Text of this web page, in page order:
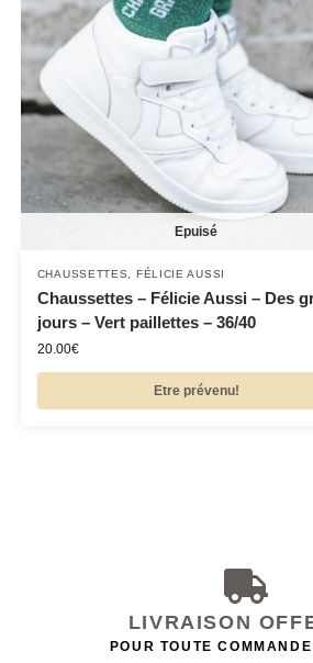
Epuisé
CHAUSSETTES FÉLICIE AUSSI
Chaussettes – Félicie Aussi – Des
jours – Vert paillettes – 36/40
20.00€
Etre prévenu!
LIVRAISON
POUR TOUTE